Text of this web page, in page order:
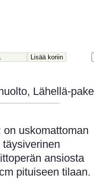
Lähellä-
uskomattoman
ansiosta
pituiseen tilaan.